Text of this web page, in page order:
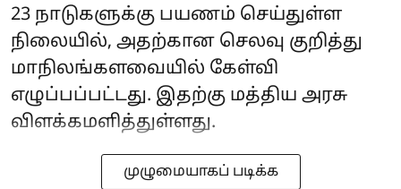
23 நாடுகளுக்கு பயணம் செய்துள்ள
நிலையில், அதற்கான செலவு குறித்து
மாநிலங்களவையில் கேள்வி
எழுப்பப்பட்டது. இதற்கு மத்திய அரசு
விளக்கமளித்துள்ளது.
முழுமையாகப் படிக்க